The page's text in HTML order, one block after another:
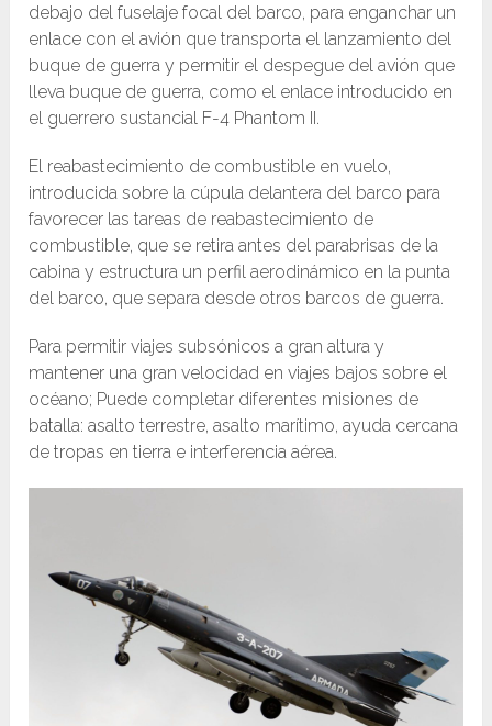
debajo del fuselaje focal del barco, para enganchar un
enlace con el avión que transporta el lanzamiento del
buque de guerra y permitir el despegue del avión que
lleva buque de guerra, como el enlace introducido en
el guerrero sustancial F-4 Phantom II.
El reabastecimiento de combustible en vuelo,
introducida sobre la cúpula delantera del barco para
favorecer las tareas de reabastecimiento de
combustible, que se retira antes del parabrisas de la
cabina y estructura un perfil aerodinámico en la punta
del barco, que separa desde otros barcos de guerra.
Para permitir viajes subsónicos a gran altura y
mantener una gran velocidad en viajes bajos sobre el
océano; Puede completar diferentes misiones de
batalla: asalto terrestre, asalto marítimo, ayuda cercana
de tropas en tierra e interferencia aérea.